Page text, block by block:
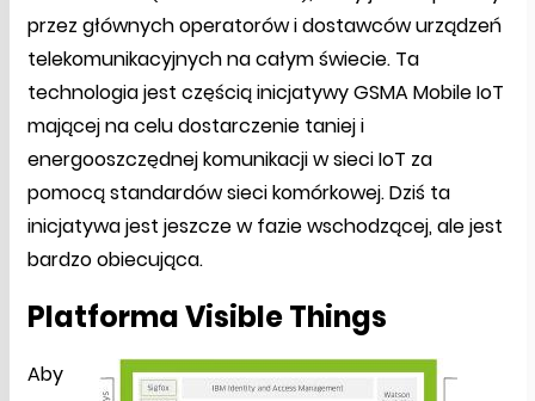
przez głównych operatorów i dostawców urządzeń
telekomunikacyjnych na całym świecie. Ta
technologia jest częścią inicjatywy GSMA Mobile IoT
mającej na celu dostarczenie taniej i
energooszczędnej komunikacji w sieci IoT za
pomocą standardów sieci komórkowej. Dziś ta
inicjatywa jest jeszcze w fazie wschodzącej, ale jest
bardzo obiecująca.
Platforma Visible Things
Aby